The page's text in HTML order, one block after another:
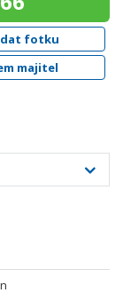
fotku
majitel